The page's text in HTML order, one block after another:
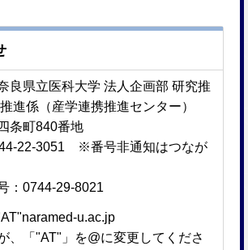
良県立医科大学 法人企画部 研究推
進係（産学連携推進センター）
条町840番地
22-3051 ※番号非通知はつなが
：0744-29-8021
u.ac.jp
、「"AT"」を@に変更してくださ